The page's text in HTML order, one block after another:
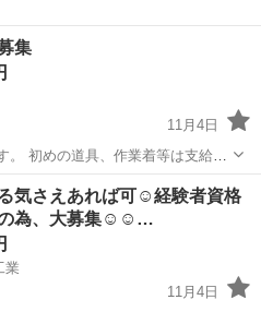
集
11月4日
。 初めの道具、作業着等は支給し
、たまに土曜日、祝日休みになり
険
気さえあれば可☺︎経験者資格
為、大募集☺︎☺︎…
業
11月4日